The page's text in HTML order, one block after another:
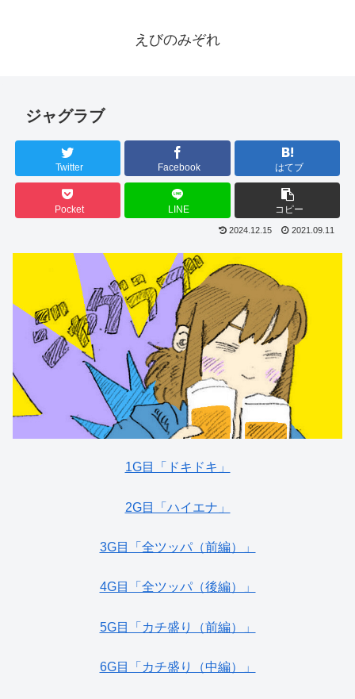
えびのみぞれ
ジャグラブ
Twitter Facebook はてブ
Pocket LINE コピー
2024.12.15 2021.09.11
1G目「ドキドキ」
2G目「ハイエナ」
3G目「全ツッパ（前編）」
4G目「全ツッパ（後編）」
5G目「カチ盛り（前編）」
6G目「カチ盛り（中編）」